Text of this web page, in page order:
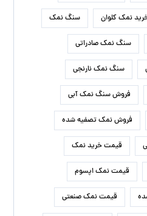
نمک کلوان سنگ نمک
سنگ نمک صادراتی
سنگ نمک نارنجی
فروش سنگ نمک آبی
فروش نمک تصفیه شده
قیمت خرید نمک
قیمت نمک اپسوم
قیمت نمک صنعتی